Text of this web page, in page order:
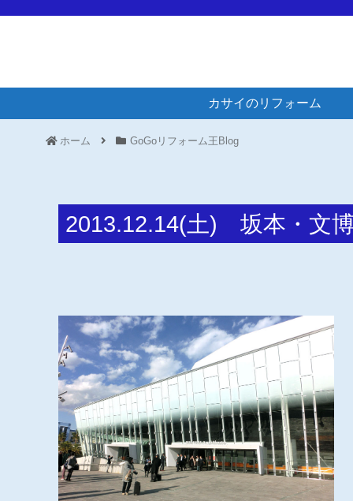
カサイのリフォーム
ホーム GoGoリフォーム王Blog
2013.12.14(土) 坂本・文